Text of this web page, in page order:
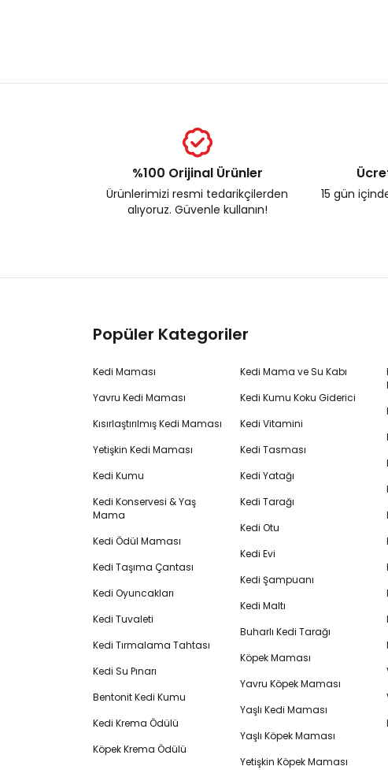
%100 Orijinal Ürünler
Ürünlerimizi resmi tedarikçilerden
alıyoruz. Güvenle kullanın!
15 gün
Popüler Kategoriler
Kedi Maması
Yavru Kedi Maması
Kısırlaştırılmış Kedi Maması
Yetişkin Kedi Maması
Kedi Kumu
Kedi Konservesi & Yaş
Mama
Kedi Ödül Maması
Kedi Taşıma Çantası
Kedi Oyuncakları
Kedi Tuvaleti
Kedi Tırmalama Tahtası
Kedi Su Pınarı
Bentonit Kedi Kumu
Kedi Krema Ödülü
Köpek Krema Ödülü
Kedi Mama ve Su Kabı
Kedi Kumu Koku Giderici
Kedi Vitamini
Kedi Tasması
Kedi Yatağı
Kedi Tarağı
Kedi Otu
Kedi Evi
Kedi Şampuanı
Kedi Maltı
Buharlı Kedi Tarağı
Köpek Maması
Yavru Köpek Maması
Yaşlı Kedi Maması
Yaşlı Köpek Maması
Yetişkin Köpek Maması